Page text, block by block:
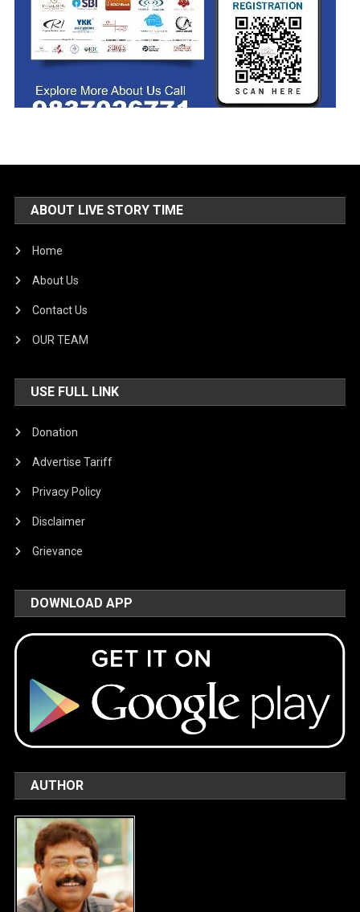
ABOUT LIVE STORY TIME
Home
About Us
Contact Us
OUR TEAM
USE FULL LINK
Donation
Advertise Tariff
Privacy Policy
Disclaimer
Grievance
DOWNLOAD APP
AUTHOR